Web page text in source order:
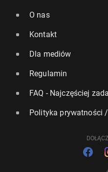
O nas
Kontakt
Dla mediów
Regulamin
FAQ - Najczęściej
Polityka prywatności